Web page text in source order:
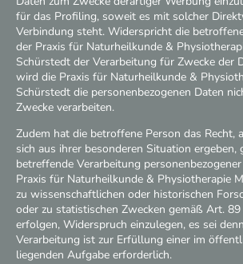
für das Profiling, soweit es mit solcher
Verbindung steht. Widerspricht die
der Praxis für Naturheilkunde &
Schürstedt der Verarbeitung für Zwecke der
wird die Praxis für Naturheilkunde &
Schürstedt die personenbezogenen Daten
Zwecke verarbeiten.
Zudem hat die betroffene Person das Recht,
sich aus ihrer besonderen Situation ergeben,
betreffende Verarbeitung
Praxis für Naturheilkunde & Physiotherapie
zu wissenschaftlichen oder historischen
oder zu statistischen Zwecken gemäß Art.
erfolgen, Widerspruch einzulegen, es sei
Verarbeitung ist zur Erfüllung einer im
liegenden Aufgabe erforderlich.